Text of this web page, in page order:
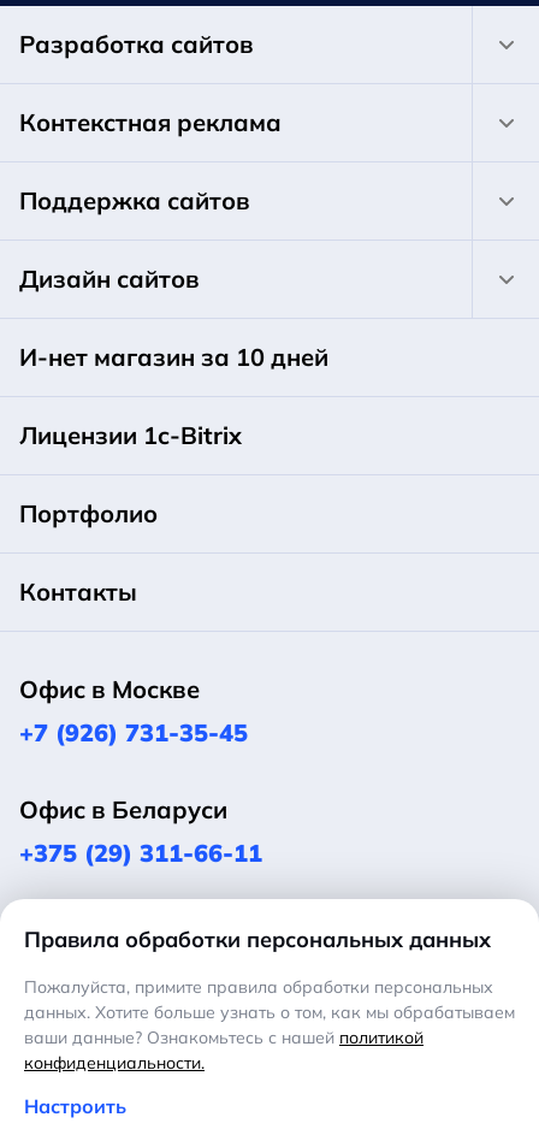
Оставить заявку
Оставить заявку
Оставить заявку
Разработка сайтов
Контекстная реклама
Поддержка сайтов
Дизайн сайтов
И-нет магазин за 10 дней
Лицензии 1c-Bitrix
Портфолио
Контакты
Офис в Москве
+7 (926) 731-35-45
Офис в Беларуси
+375 (29) 311-66-11
Эл. почта:
info@promicom.ru
Политика конфиденциальности
Настройка обработки персональных данных
Правила обработки персональных данных
Пожалуйста, примите правила обработки персональных
данных. Хотите больше узнать о том, как мы обрабатываем
ваши данные? Ознакомьтесь с нашей политикой
конфиденциальности.
Настроить